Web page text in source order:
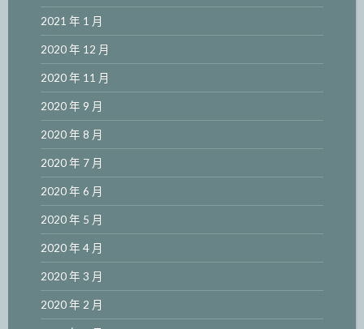
2021 年 1 月
2020 年 12 月
2020 年 11 月
2020 年 9 月
2020 年 8 月
2020 年 7 月
2020 年 6 月
2020 年 5 月
2020 年 4 月
2020 年 3 月
2020 年 2 月